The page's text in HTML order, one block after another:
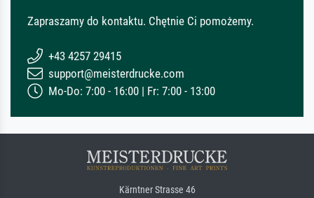
Zapraszamy do kontaktu. Chętnie Ci pomożemy.
+43 4257 29415
support@meisterdrucke.com
Mo-Do: 7:00 - 16:00 | Fr: 7:00 - 13:00
Kärntner Strasse 46